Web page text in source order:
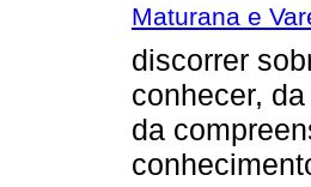
Maturana e
discorrer
conhecer,
da